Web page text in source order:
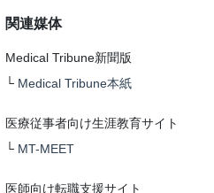
関連媒体
Medical Tribune新聞版
└ Medical Tribune本紙
医療従事者向け生涯教育サイト
└ MT-MEET
医師向け転職支援サイト